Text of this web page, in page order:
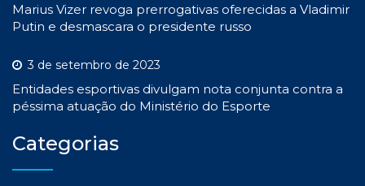
Marius Vizer revoga prerrogativas oferecidas a Vladimir
Putin e desmascara o presidente russo
3 de setembro de 2023
Entidades esportivas divulgam nota conjunta contra a
péssima atuação do Ministério do Esporte
Categorias